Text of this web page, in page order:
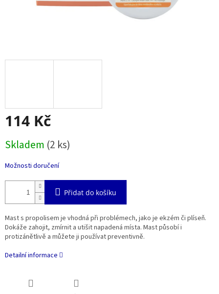
114 Kč
cena:
Skladem (2 ks)
Možnosti doručení
Přidat do košíku
Mast s propolisem je vhodná při problémech, jako je ekzém či plíseň.
Dokáže zahojit, zmírnit a utišit napadená místa. Mast působí i
protizánětlivě a můžete ji používat preventivně.
Detailní informace